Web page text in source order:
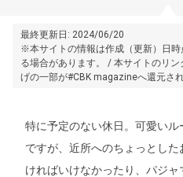
最終更新日: 2024/06/20
※本サイトの情報は作成（更新）日
る場合があります。 / 本サイトのリ
げの一部が#CBK magazineへ還元さ
特に予定のない休日。可愛い
ですが、近所へのちょっとし
ければいけなかったり、パジ